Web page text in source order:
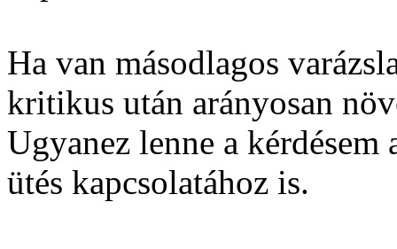
Ha van másodlagos
kritikus után arányosan
Ugyanez lenne a
ütés kapcsolatához is.